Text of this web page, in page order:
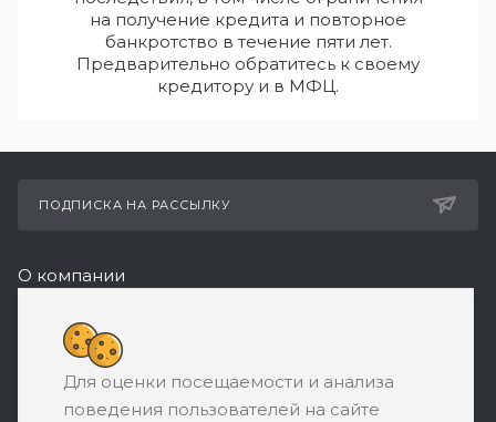
на получение кредита и повторное
банкротство в течение пяти лет.
Предварительно обратитесь к своему
кредитору и в МФЦ.
ПОДПИСКА НА РАССЫЛКУ
О компании
Реквизиты
8 (800) 550-08-77
ЗАКАЗАТЬ ЗВОНОК
Для оценки посещаемости и анализа
поведения пользователей на сайте